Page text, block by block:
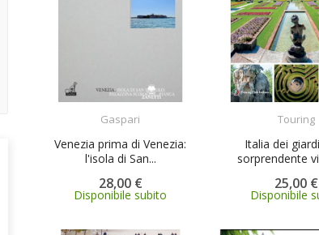
Gaspari
Venezia prima di Venezia:
l'isola di San...
28,00 €
Disponibile subito
Touring
Italia dei
sorprendente
25,00 €
Disponibile